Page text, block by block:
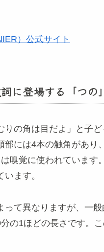
）公式サイト
に登場する「つの
りの角は目だよ」と子
部には4本の触角があり
嗅覚に使われていま
ます。
って異なりますが、一
の1ほどの長さです。